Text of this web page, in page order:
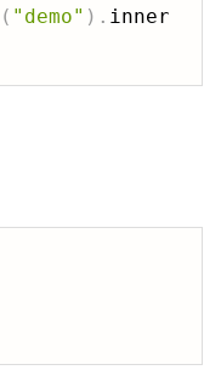
( "demo" ) . inner